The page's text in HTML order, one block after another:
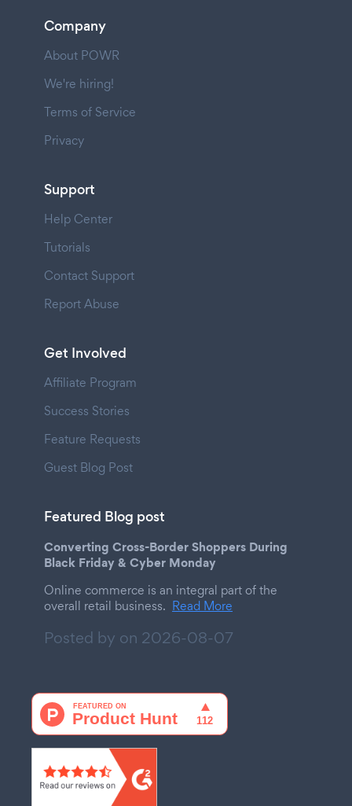
Company
About POWR
We're hiring!
Terms of Service
Privacy
Support
Help Center
Tutorials
Contact Support
Report Abuse
Get Involved
Affiliate Program
Success Stories
Feature Requests
Guest Blog Post
Featured Blog post
Converting Cross-Border Shoppers During
Black Friday & Cyber Monday
Online commerce is an integral part of the
overall retail business. Read More
Posted by on 2026-08-07